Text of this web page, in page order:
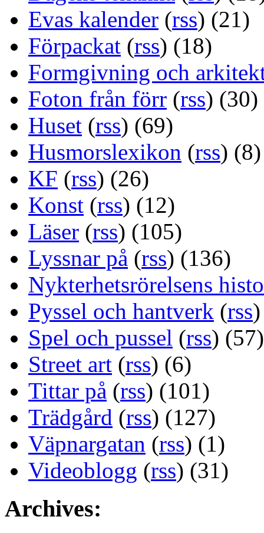
Evas kalender (rss) (21)
Förpackat (rss) (18)
Formgivning och
Foton från förr (rss) (30)
Huset (rss) (69)
Husmorslexikon (rss) (8)
KF (rss) (26)
Konst (rss) (12)
Läser (rss) (105)
Lyssnar på (rss) (136)
Nykterhetsrörelsens
Pyssel och hantverk (rss
Spel och pussel (rss) (57)
Street art (rss) (6)
Tittar på (rss) (101)
Trädgård (rss) (127)
Väpnargatan (rss) (1)
Videoblogg (rss) (31)
Archives: